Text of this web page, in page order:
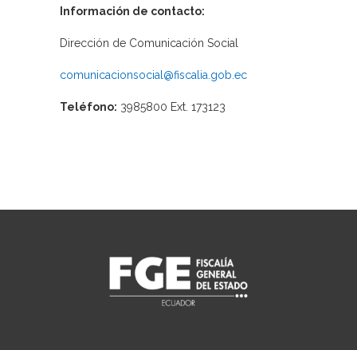
Información de contacto:
Dirección de Comunicación Social
comunicacionsocial@fiscalia.gob.ec
Teléfono: 3985800 Ext. 173123